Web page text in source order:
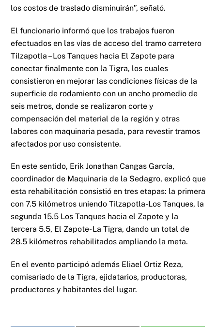
los costos de traslado disminuirán”, señaló.
El funcionario informó que los trabajos fueron
efectuados en las vías de acceso del tramo carretero
Tilzapotla – Los Tanques hacia El Zapote para
conectar finalmente con la Tigra, los cuales
consistieron en mejorar las condiciones físicas de la
superficie de rodamiento con un ancho promedio de
seis metros, donde se realizaron corte y
compensación del material de la región y otras
labores con maquinaria pesada, para revestir tramos
afectados por uso consistente.
En este sentido, Erik Jonathan Cangas García,
coordinador de Maquinaria de la Sedagro, explicó que
esta rehabilitación consistió en tres etapas: la primera
con 7.5 kilómetros uniendo Tilzapotla-Los Tanques, la
segunda 15.5 Los Tanques hacia el Zapote y la
tercera 5.5, El Zapote- La Tigra, dando un total de
28.5 kilómetros rehabilitados ampliando la meta.
En el evento participó además Eliael Ortiz Reza,
comisariado de la Tigra, ejidatarios, productoras,
productores y habitantes del lugar.